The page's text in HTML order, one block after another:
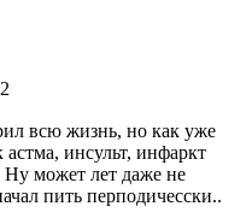
всю жизнь, но как уже
инсульт, инфаркт
может лет даже не
пить перподичесски..